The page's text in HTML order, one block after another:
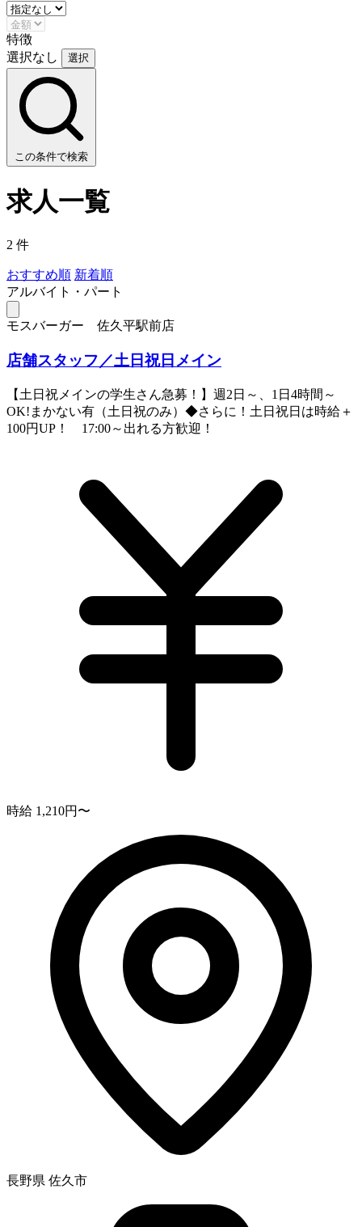
特徴
選択なし
選択
この条件で検索
求人一覧
2 件
おすすめ順 新着順
アルバイト・パート
モスバーガー 佐久平駅前店
店舗スタッフ／土日祝日メイン
【土日祝メインの学生さん急募！】週2日～、1日4時間～
OK!まかない有（土日祝のみ）◆さらに！土日祝日は時給＋
100円UP！ 17:00～出れる方歓迎！
時給 1,210円〜
長野県 佐久市